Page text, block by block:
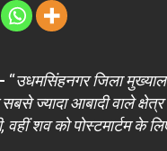
“उधमसिंहनगर जिला
ज्यादा आबादी वाले
वहीं शव को पोस्टमार्टम के